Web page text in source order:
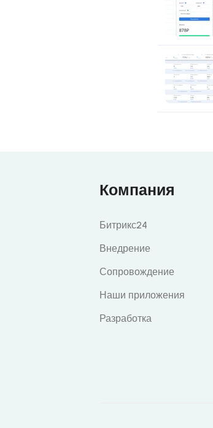
Компания
Битрикс24
Внедрение
Сопровождение
Наши приложения
Разработка